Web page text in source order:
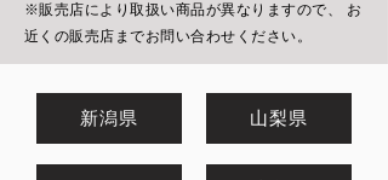
※販売店により取扱い商品が異なりますので、 お
近くの販売店までお問い合わせください。
新潟県 山梨県